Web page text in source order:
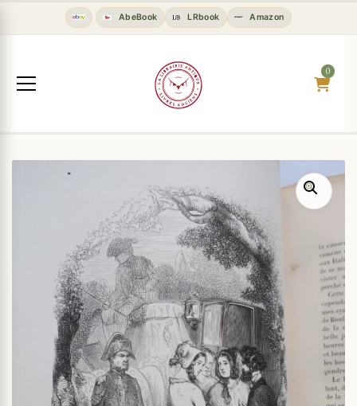
AbeBook LRbook Amazon
0